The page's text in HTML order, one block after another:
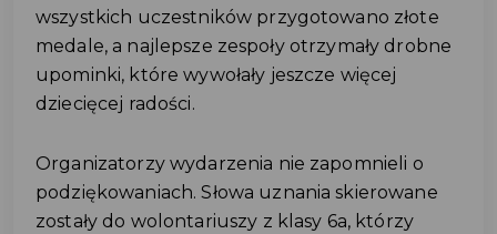
wszystkich uczestników przygotowano złote
medale, a najlepsze zespoły otrzymały drobne
upominki, które wywołały jeszcze więcej
dziecięcej radości.
Organizatorzy wydarzenia nie zapomnieli o
podziękowaniach. Słowa uznania skierowane
zostały do wolontariuszy z klasy 6a, którzy